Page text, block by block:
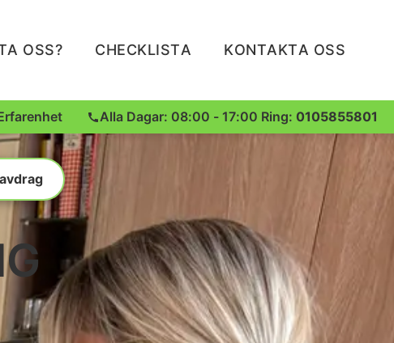
OSS? CHECKLISTA KONTAKTA OSS
Alla Dagar: 08:00 - 17:00 Ring: 0105855801